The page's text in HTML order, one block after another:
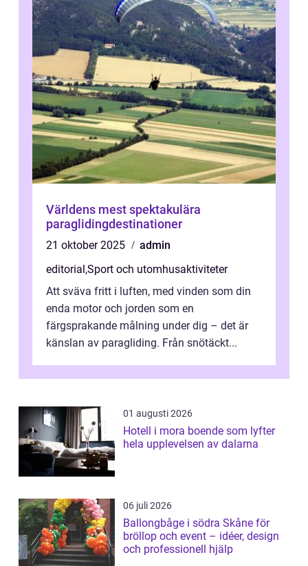
Världens mest spektakulära
paraglidingdestinationer
21 oktober 2025
admin
editorial,Sport och utomhusaktiviteter
Att sväva fritt i luften, med vinden som din
enda motor och jorden som en
färgsprakande målning under dig – det är
känslan av paragliding. Från snötäckt...
01 augusti 2026
Hotell i mora boende som lyfter
hela upplevelsen av dalarna
06 juli 2026
Ballongbåge i södra Skåne för
bröllop och event – idéer, design
och professionell hjälp